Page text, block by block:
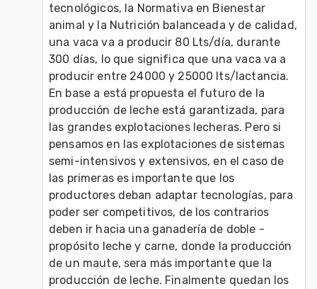
tecnológicos, la Normativa en Bienestar
animal y la Nutrición balanceada y de calidad,
una vaca va a producir 80 Lts/día, durante
300 días, lo que significa que una vaca va a
producir entre 24000 y 25000 lts/lactancia.
En base a está propuesta el futuro de la
producción de leche está garantizada, para
las grandes explotaciones lecheras. Pero si
pensamos en las explotaciones de sistemas
semi-intensivos y extensivos, en el caso de
las primeras es importante que los
productores deban adaptar tecnologías, para
poder ser competitivos, de los contrarios
deben ir hacia una ganadería de doble -
propósito leche y carne, donde la producción
de un maute, sera más importante que la
producción de leche. Finalmente quedan los